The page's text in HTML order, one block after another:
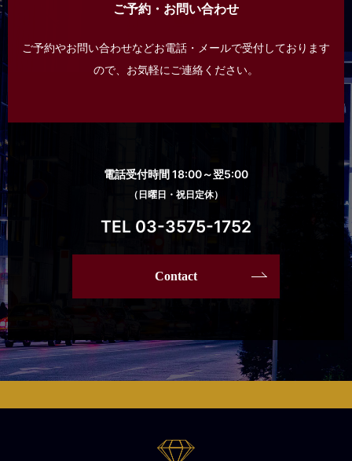
ご予約・お問い合わせ
ご予約やお問い合わせなどお電話・メールで受付しております
ので、 お気軽にご連絡ください。
電話受付時間 18:00～翌5:00
（日曜日・祝日定休）
TEL 03-3575-1752
Contact